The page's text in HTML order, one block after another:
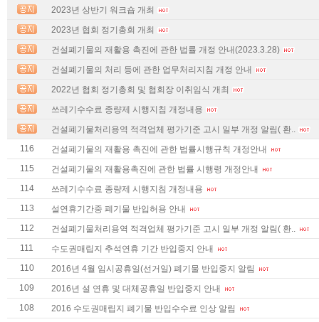
2023년 상반기 워크숍 개최
2023년 협회 정기총회 개최
건설폐기물의 재활용 촉진에 관한 법률 개정 안내(2023.3.28)
건설폐기물의 처리 등에 관한 업무처리지침 개정 안내
2022년 협회 정기총회 및 협회장 이취임식 개최
쓰레기수수료 종량제 시행지침 개정내용
건설폐기물처리용역 적격업체 평가기준 고시 일부 개정 알림( 환..
116
건설폐기물의 재활용 촉진에 관한 법률시행규칙 개정안내
115
건설폐기물의 재활용촉진에 관한 법률 시행령 개정안내
114
쓰레기수수료 종량제 시행지침 개정내용
113
설연휴기간중 폐기물 반입허용 안내
112
건설폐기물처리용역 적격업체 평가기준 고시 일부 개정 알림( 환..
111
수도권매립지 추석연휴 기간 반입중지 안내
110
2016년 4월 임시공휴일(선거일) 폐기물 반입중지 알림
109
2016년 설 연휴 및 대체공휴일 반입중지 안내
108
2016 수도권매립지 폐기물 반입수수료 인상 알림